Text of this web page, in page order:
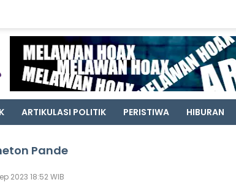
ARTIKULASI POLITIK PERISTIWA HIBURAN
Pande
2023 18:52 WIB